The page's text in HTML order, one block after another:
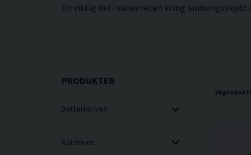
En viktig del i säkerheten kring
PRODUKTER
Batteridrivet
Nätdrivet
26